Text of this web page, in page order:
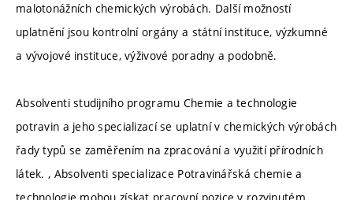
malotonážních chemických výrobách. Další možností
uplatnění jsou kontrolní orgány a státní instituce, výzkumné
a vývojové instituce, výživové poradny a podobně.
Absolventi studijního programu Chemie a technologie
potravin a jeho specializací se uplatní v chemických výrobách
řady typů se zaměřením na zpracování a využití přírodních
látek. , Absolventi specializace Potravinářská chemie a